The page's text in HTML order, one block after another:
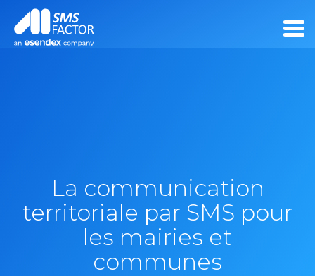
La communication
territoriale par SMS pour
les mairies et
communes